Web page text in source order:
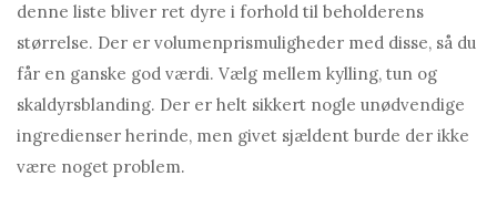
denne liste bliver ret dyre i forhold til beholderens
størrelse. Der er volumenprismuligheder med disse, så du
får en ganske god værdi. Vælg mellem kylling, tun og
skaldyrsblanding. Der er helt sikkert nogle unødvendige
ingredienser herinde, men givet sjældent burde der ikke
være noget problem.